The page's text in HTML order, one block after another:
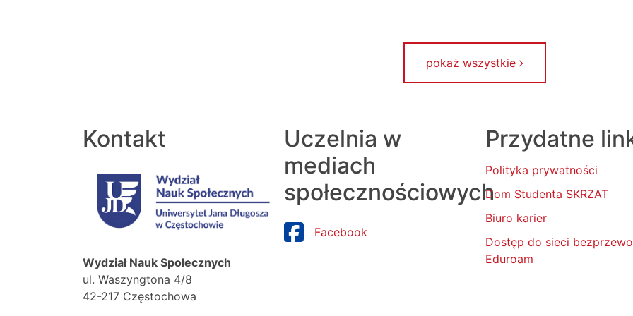
pokaż wszystkie
Kontakt
Wydział Nauk Społecznych
ul. Waszyngtona 4/8
42-217 Częstochowa
Uczelnia w
mediach
społecznościowych
Facebook
Przydatne
Polityka prywatności
Dom Studenta SKRZAT
Biuro karier
Dostęp do sieci
Eduroam